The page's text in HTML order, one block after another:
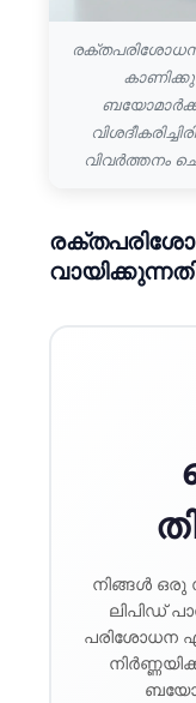
വിവർത്തനം
നിങ്ങൾ ഒരു
ലിപിഡ്
പരിശോധന